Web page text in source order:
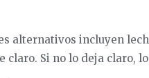
alternativos incluyen
claro. Si no lo deja claro,